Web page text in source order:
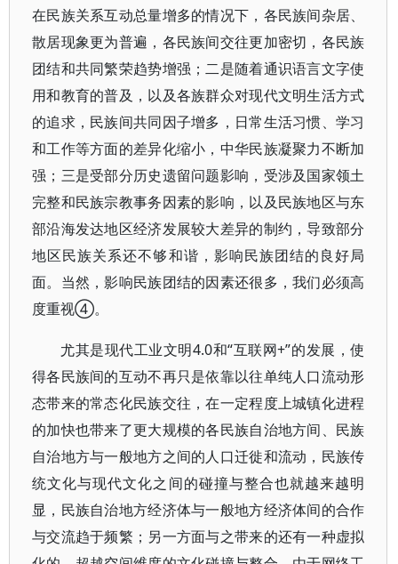
在民族关系互动总量增多的情况下，各民族间杂居、
散居现象更为普遍，各民族间交往更加密切，各民族
团结和共同繁荣趋势增强；二是随着通识语言文字使
用和教育的普及，以及各族群众对现代文明生活方式
的追求，民族间共同因子增多，日常生活习惯、学习
和工作等方面的差异化缩小，中华民族凝聚力不断加
强；三是受部分历史遗留问题影响，受涉及国家领土
完整和民族宗教事务因素的影响，以及民族地区与东
部沿海发达地区经济发展较大差异的制约，导致部分
地区民族关系还不够和谐，影响民族团结的良好局
面。当然，影响民族团结的因素还很多，我们必须高
度重视④。
尤其是现代工业文明4.0和“互联网+”的发展，使
得各民族间的互动不再只是依靠以往单纯人口流动形
态带来的常态化民族交往，在一定程度上城镇化进程
的加快也带来了更大规模的各民族自治地方间、民族
自治地方与一般地方之间的人口迁徙和流动，民族传
统文化与现代文化之间的碰撞与整合也就越来越明
显，民族自治地方经济体与一般地方经济体间的合作
与交流趋于频繁；另一方面与之带来的还有一种虚拟